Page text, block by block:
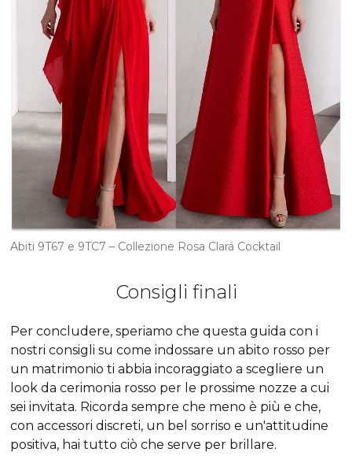
Abiti 9T67 e 9TC7 – Collezione Rosa Clará Cocktail
Consigli finali
Per concludere, speriamo che questa guida con i
nostri consiglisu come indossare un abito rosso per
un matrimonio ti abbia incoraggiato a scegliere un
look da cerimonia rosso per le prossime nozze a cui
sei invitata. Ricorda sempre che meno è più e che,
con accessori discreti, un bel sorriso e un'attitudine
positiva, hai tutto ciò che serve per brillare.